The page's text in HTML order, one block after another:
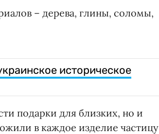
– дерева, глины, соломы,
историческое
подарки для близких, но и
в каждое изделие частицу